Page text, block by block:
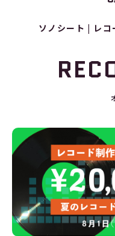
ソノシート レ